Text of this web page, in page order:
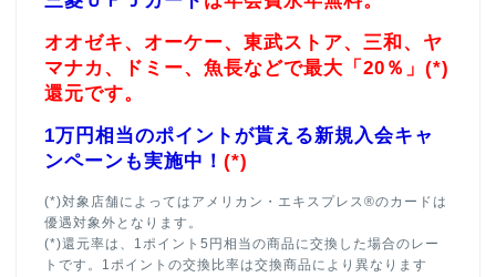
オオゼキ、オーケー、東武ストア、三和、ヤ
マナカ、ドミー、魚長などで最大「20％」(*)
還元です。
1万円相当のポイントが貰える新規入会キャ
ンペーンも実施中！ (*)
(*)対象店舗によってはアメリカン・エキスプレス®のカードは
優遇対象外となります。
(*)還元率は、1ポイント5円相当の商品に交換した場合のレー
トです。1ポイントの交換比率は交換商品により異なります